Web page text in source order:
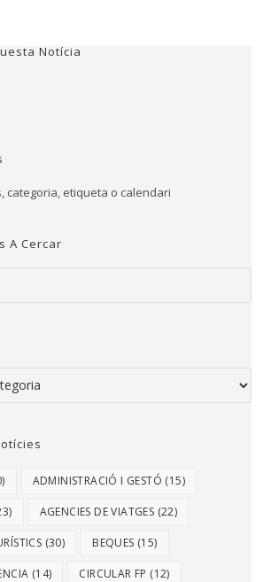
Notícia
categoria, etiqueta o calendari
A Cercar
ADMINISTRACIÓ I GESTÓ (15)
AGENCIES DE VIATGES (22)
(30) BEQUES (15)
(14) CIRCULAR FP (12)